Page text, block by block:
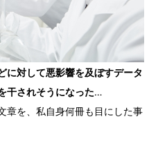
に対して悪影響を及ぼすデータ
干されそうになった…
章を、私自身何冊も目にした事